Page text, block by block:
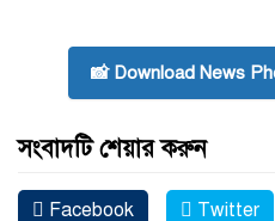
📸 Download News
সংবাদটি শেয়ার করুন
Facebook Twitter